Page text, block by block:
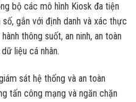
bộ các mô hình Kiosk đa tiện
gắn với định danh và xác thực
thông suốt, an ninh, an toàn
liệu cá nhân.
sát hệ thống và an toàn
tấn công mạng và ngăn chặn